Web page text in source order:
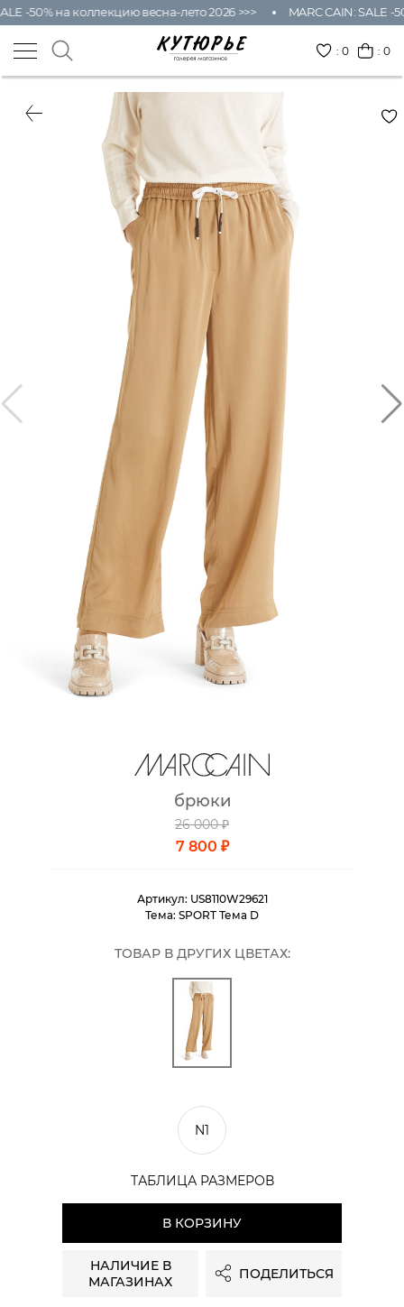
-50% на коллекцию весна-лето 2026 >>> MARC CAIN: SALE -
:0 : 0
брюки
26 000 ₽
7 800 ₽
Артикул: US8110W29621
Тема: SPORT Тема D
ТОВАР В ДРУГИХ ЦВЕТАХ:
N1
ТАБЛИЦА РАЗМЕРОВ
В КОРЗИНУ
НАЛИЧИЕ В
МАГАЗИНАХ
ПОДЕЛИТЬСЯ